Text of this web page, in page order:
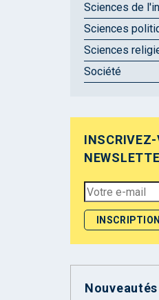
Sciences de
Sciences
Sciences
Société
Nouveautés